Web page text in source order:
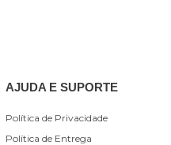
AJUDA E SUPORTE
Política de Privacidade
Política de Entrega